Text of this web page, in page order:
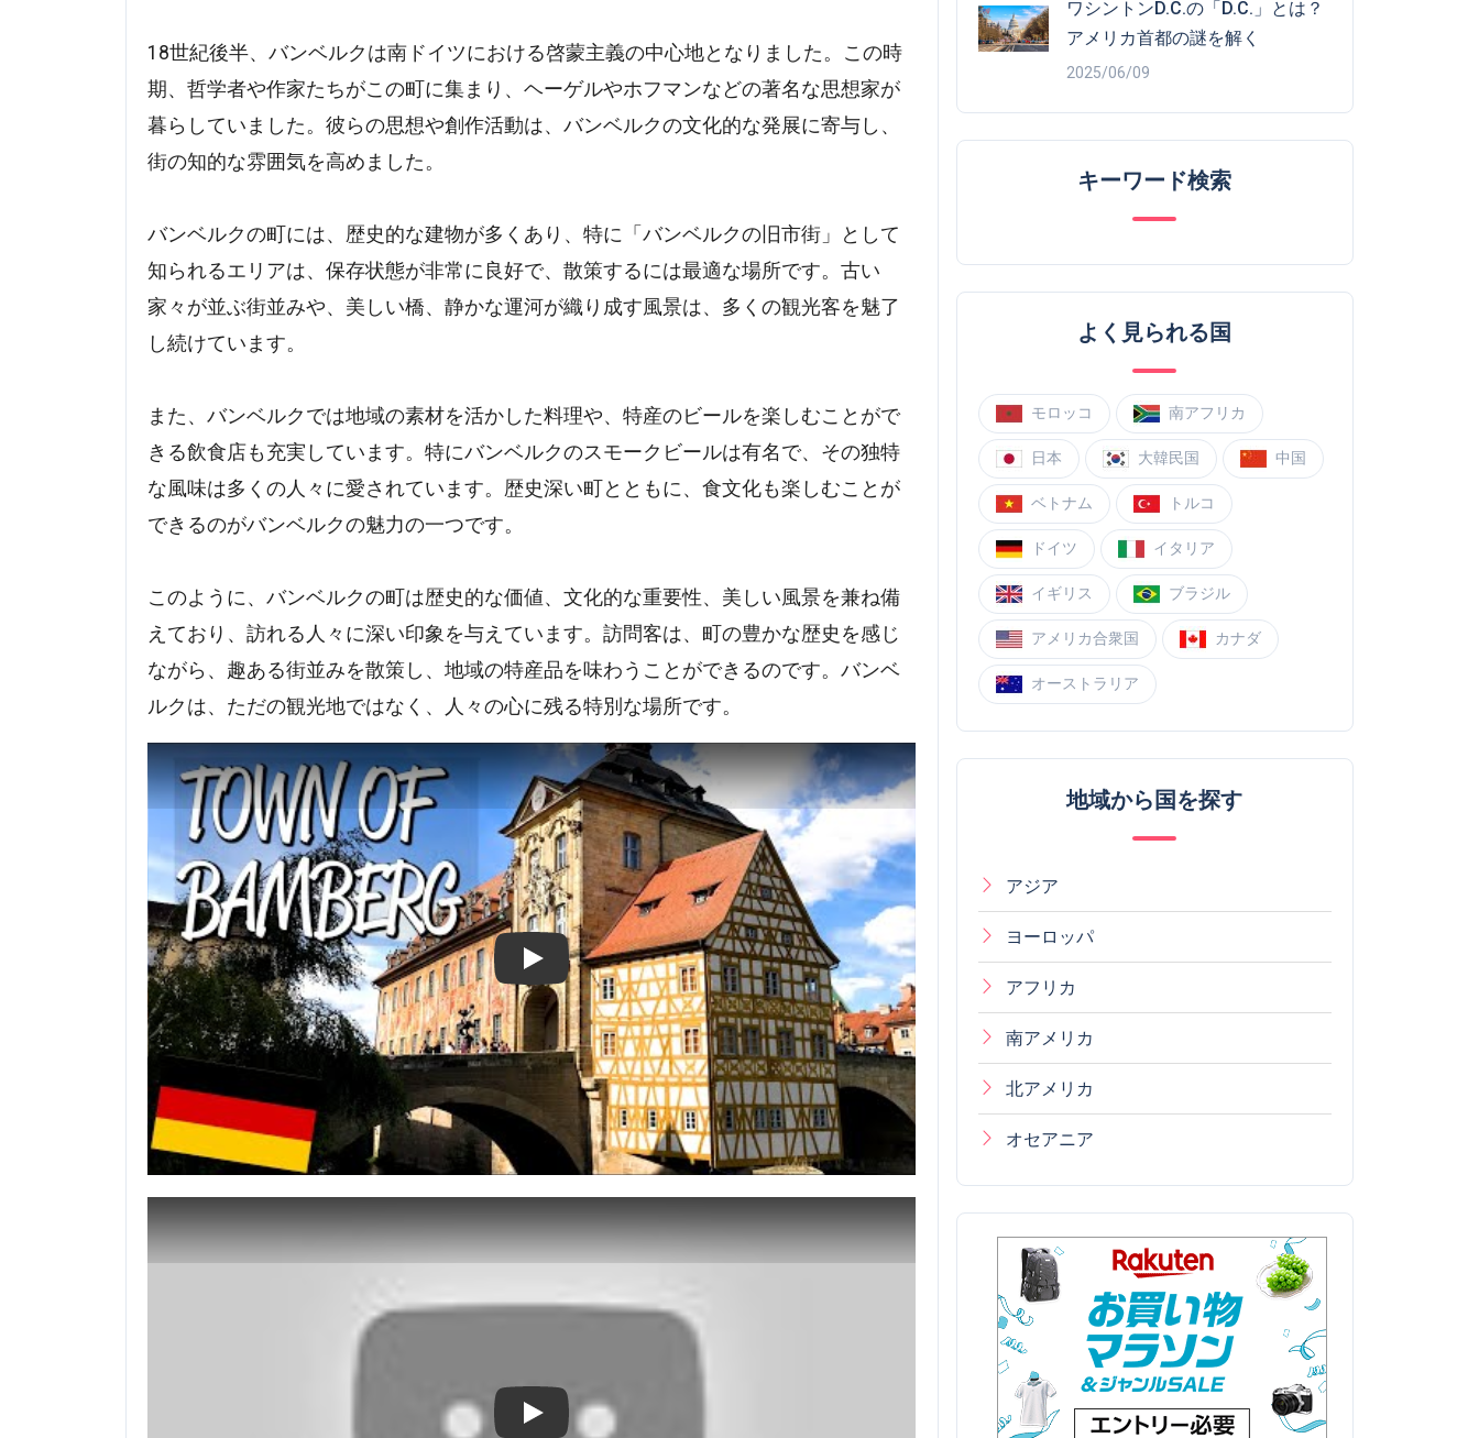
18世紀後半、バンベルクは南ドイツにおける啓蒙主義の中心地となりました。この時
期、哲学者や作家たちがこの町に集まり、ヘーゲルやホフマンなどの著名な思想家が
暮らしていました。彼らの思想や創作活動は、バンベルクの文化的な発展に寄与し、
街の知的な雰囲気を高めました。
バンベルクの町には、歴史的な建物が多くあり、特に「バンベルクの旧市街」として
知られるエリアは、保存状態が非常に良好で、散策するには最適な場所です。古い
家々が並ぶ街並みや、美しい橋、静かな運河が織り成す風景は、多くの観光客を魅了
し続けています。
また、バンベルクでは地域の素材を活かした料理や、特産のビールを楽しむことがで
きる飲食店も充実しています。特にバンベルクのスモークビールは有名で、その独特
な風味は多くの人々に愛されています。歴史深い町とともに、食文化も楽しむことが
できるのがバンベルクの魅力の一つです。
このように、バンベルクの町は歴史的な価値、文化的な重要性、美しい風景を兼ね備
えており、訪れる人々に深い印象を与えています。訪問客は、町の豊かな歴史を感じ
ながら、趣ある街並みを散策し、地域の特産品を味わうことができるのです。バンベ
ルクは、ただの観光地ではなく、人々の心に残る特別な場所です。
Play
Play
ワシントンD.C.の「D.C.」とは？
アメリカ首都の謎を解く
2025/06/09
キーワード検索
よく見られる国
モロッコ 南アフリカ
日本 大韓民国 中国
ベトナム トルコ
ドイツ イタリア
イギリス ブラジル
アメリカ合衆国 カナダ
オーストラリア
地域から国を探す
アジア
ヨーロッパ
アフリカ
南アメリカ
北アメリカ
オセアニア